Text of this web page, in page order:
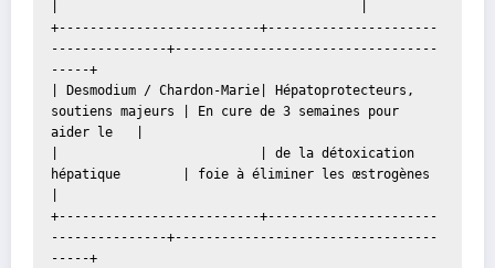
+--------------------------+----------------------
---------------+----------------------------------
-----+
| Desmodium / Chardon-Marie| Hépatoprotecteurs,
soutiens majeurs | En cure de 3 semaines pour
aider le   |
|                          | de la détoxication
hépatique        | foie à éliminer les œstrogènes
+--------------------------+----------------------
---------------+----------------------------------
-----+